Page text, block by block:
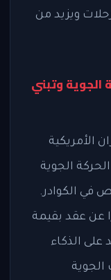
ويزيد من
الجوية وتبني
الأمريكية
الجوية
في الكوادر.
عن عقد بقيمة
على الذكاء